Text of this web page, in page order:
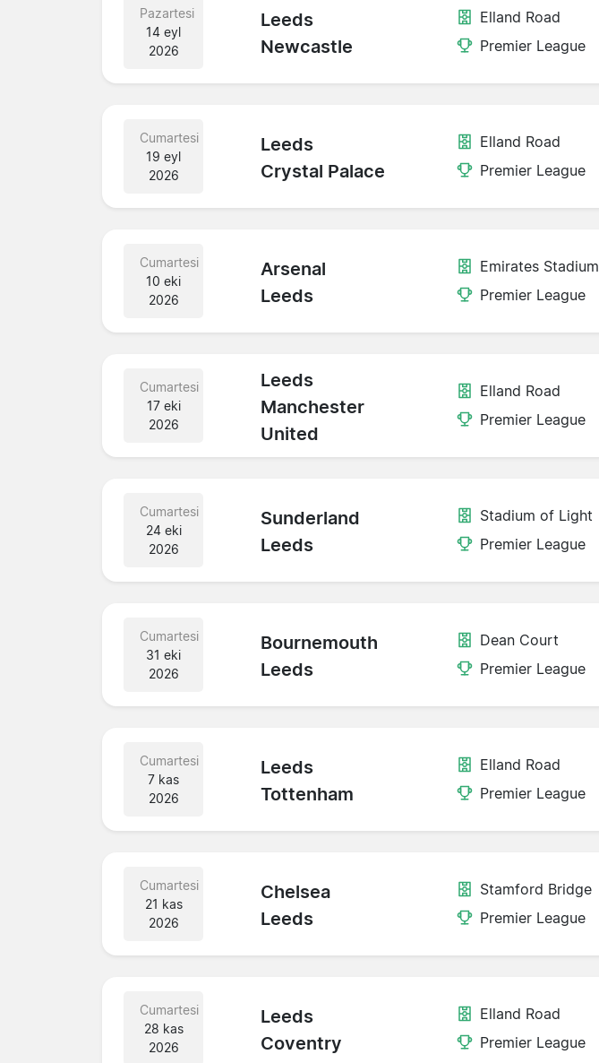
Pazartesi
14 eyl
2026
Leeds
Newcastle
Elland Road
Premier League
Cumartesi
19 eyl
2026
Leeds
Crystal Palace
Elland Road
Premier League
Cumartesi
10 eki
2026
Arsenal
Leeds
Emirates Stadium
Premier League
Cumartesi
17 eki
2026
Leeds
Manchester
United
Elland Road
Premier League
Cumartesi
24 eki
2026
Sunderland
Leeds
Stadium of Light
Premier League
Cumartesi
31 eki
2026
Bournemouth
Leeds
Dean Court
Premier League
Cumartesi
7 kas
2026
Leeds
Tottenham
Elland Road
Premier League
Cumartesi
21 kas
2026
Chelsea
Leeds
Stamford Bridge
Premier League
Cumartesi
28 kas
2026
Leeds
Coventry
Elland Road
Premier League